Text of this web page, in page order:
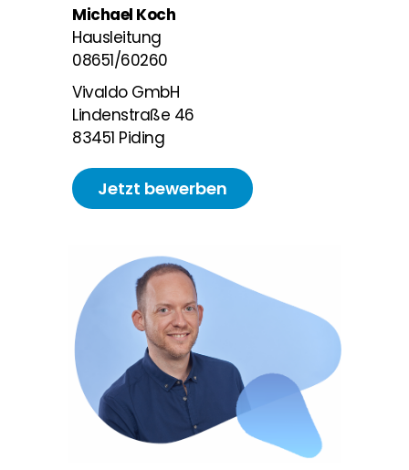
Michael Koch
Hausleitung
08651/60260
Vivaldo GmbH
Lindenstraße 46
83451 Piding
Jetzt bewerben